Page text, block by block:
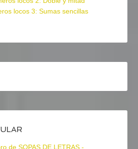
locos 3: Sumas sencillas
de SOPAS DE LETRAS -